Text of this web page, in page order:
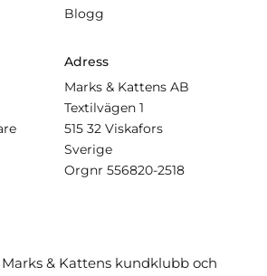
Blogg
Adress
Marks & Kattens AB
Textilvägen 1
515 32 Viskafors
Sverige
Orgnr 556820-2518
& Kattens kundklubb och